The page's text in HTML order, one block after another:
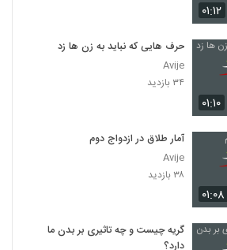
۰۱:۱۲
۰۱:۱۰
حرف هایی که نباید به زن ها زد
Avije
۳۴ بازدید
۰۱:۰۸
آمار طلاق در ازدواج دوم
Avije
۳۸ بازدید
گریه چیست و چه تاثیری بر بدن ما
دارد؟